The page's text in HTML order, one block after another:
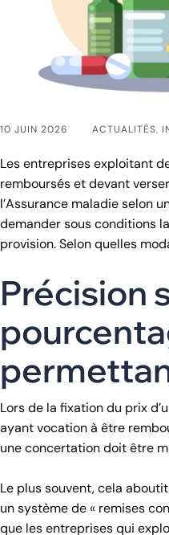
10 JUIN 2026 ACTUALITÉS,
Les entreprises exploitant
remboursés et devant
l’Assurance maladie selon
demander sous conditions
provision. Selon quelles
Précision
Lors de la fixation du prix
ayant vocation à être
une concertation doit être
Le plus souvent, cela
un système de « remises
que les entreprises qui